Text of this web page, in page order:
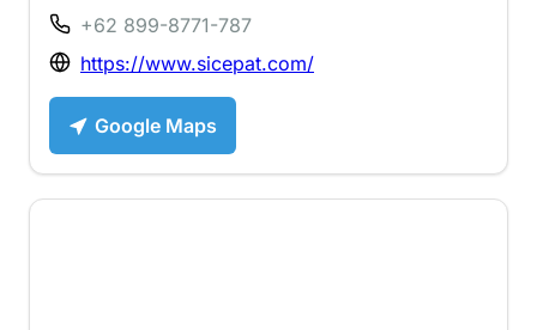
+62 899-8771-787
https://www.sicepat.com/
Google Maps